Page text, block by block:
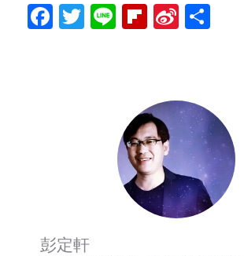
Facebook
Twitter
LineFlipboard
Sina
彭定軒